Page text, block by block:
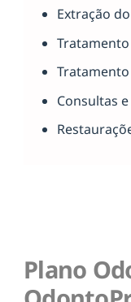
Extração
Consultas
Plano